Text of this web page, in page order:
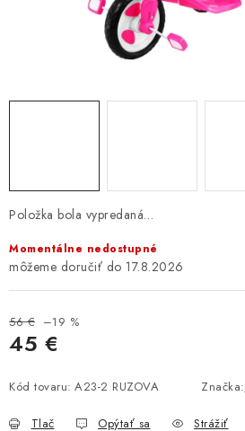
Položka bola vypredaná…
Momentálne nedostupné
17.8.2026
56 € –19 %
45 €
Kód tovaru: A23-2 RUZOVA Značka:
Tlač Opýtať sa Strážiť